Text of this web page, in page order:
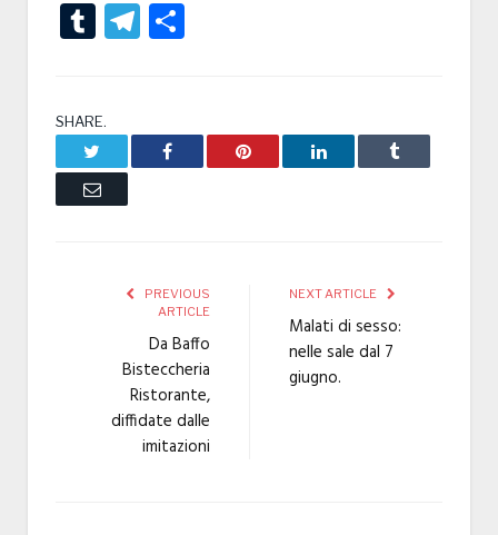
TumblrTelegram
SHARE.
Facebook Pinterest LinkedIn Tumblr
Email
PREVIOUS
ARTICLE
Da Baffo
Bisteccheria
Ristorante,
diffidate dalle
imitazioni
NEXT ARTICLE
Malati di sesso:
nelle sale dal 7
giugno.